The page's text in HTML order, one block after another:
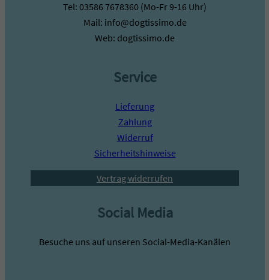
Tel: 03586 7678360 (Mo-Fr 9-16 Uhr)
Mail: info@dogtissimo.de
Web: dogtissimo.de
Service
Lieferung
Zahlung
Widerruf
Sicherheitshinweise
Vertrag widerrufen
Social Media
Besuche uns auf unseren Social-Media-Kanälen